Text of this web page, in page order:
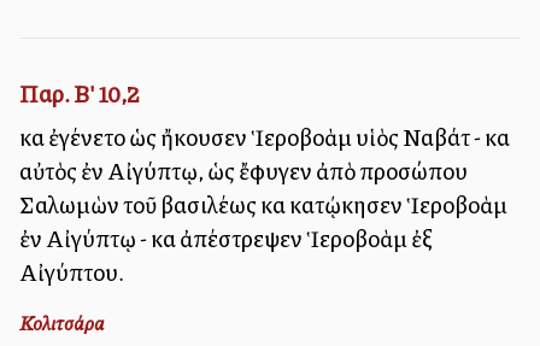
Παρ. Β' 10,2
καὶ ἐγένετο ὡς ἤκουσεν Ἱεροβοὰμ υἱὸς Ναβάτ - καὶ
αὐτὸς ἐν Αἰγύπτῳ, ὡς ἔφυγεν ἀπὸ προσώπου
Σαλωμὼν τοῦ βασιλέως καὶ κατῴκησεν Ἱεροβοὰμ
ἐν Αἰγύπτῳ - καὶ ἀπέστρεψεν Ἱεροβοὰμ ἐξ
Αἰγύπτου.
Κολιτσάρα